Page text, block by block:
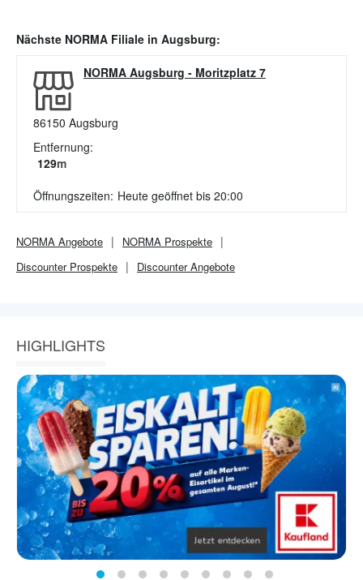
Nächste NORMA Filiale in Augsburg:
NORMA Augsburg - Moritzplatz 7
86150 Augsburg
Entfernung:
129m
Öffnungszeiten: Heute geöffnet bis 20:00
NORMA Angebote NORMA Prospekte
DiscounterProspekte DiscounterAngebote
HIGHLIGHTS